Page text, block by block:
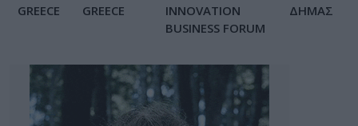
GREECE
GREECE
INNOVATION
BUSINESS FORUM
ΔΗΜΑΣ